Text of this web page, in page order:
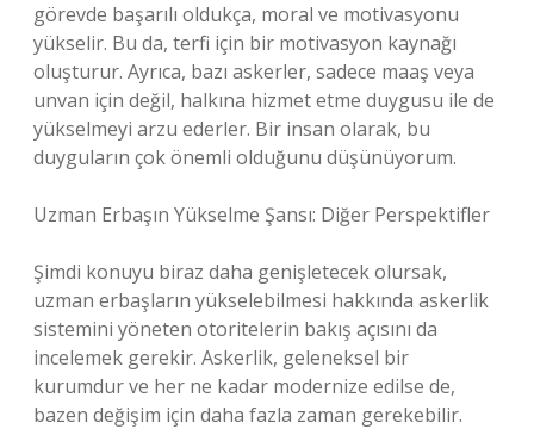
görevde başarılı oldukça, moral ve motivasyonu
yükselir. Bu da, terfi için bir motivasyon kaynağı
oluşturur. Ayrıca, bazı askerler, sadece maaş veya
unvan için değil, halkına hizmet etme duygusu ile de
yükselmeyi arzu ederler. Bir insan olarak, bu
duyguların çok önemli olduğunu düşünüyorum.
Uzman Erbaşın Yükselme Şansı: Diğer Perspektifler
Şimdi konuyu biraz daha genişletecek olursak,
uzman erbaşların yükselebilmesi hakkında askerlik
sistemini yöneten otoritelerin bakış açısını da
incelemek gerekir. Askerlik, geleneksel bir
kurumdur ve her ne kadar modernize edilse de,
bazen değişim için daha fazla zaman gerekebilir.